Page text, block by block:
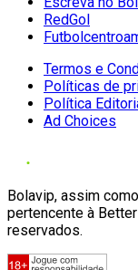
RedGol
Termos e
Políticas de
Política
Ad Choices
Bolavip, assim
pertencente à
reservados.